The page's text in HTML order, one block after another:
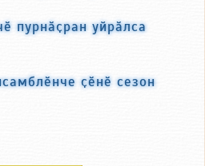
пурнӑҫран уйрӑлса
ҫӗнӗ сезон